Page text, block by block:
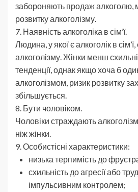
забороняють продаж алкоголю,
розвитку алкоголізму.
7. Наявність алкоголіка в сім’ї.
Людина, у якої є алкоголік в
алкоголізму. Жінки менш схильні
тенденції, однак якщо хоча б
алкоголізмом, ризик розвитку
збільшується.
8. Бути чоловіком.
Чоловіки страждають
ніж жінки.
9. Особистісні характеристики:
низька терпимість до
схильність до агресії або
імпульсивним контролем;